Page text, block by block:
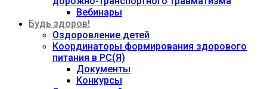
Вебинары
Будь здоров!
Оздоровление детей
Координаторы формирования здорового
питания в РС(Я)
Документы
Конкурсы